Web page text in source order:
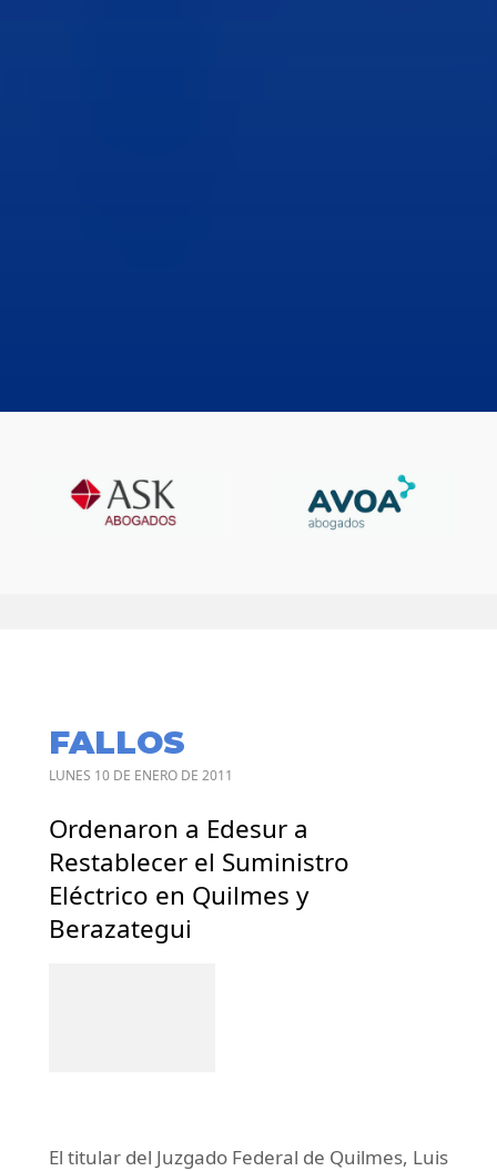
FALLOS
LUNES 10 DE ENERO DE 2011
Ordenaron a Edesur a
Restablecer el Suministro
Eléctrico en Quilmes y
Berazategui
El titular del Juzgado Federal de Quilmes, Luis